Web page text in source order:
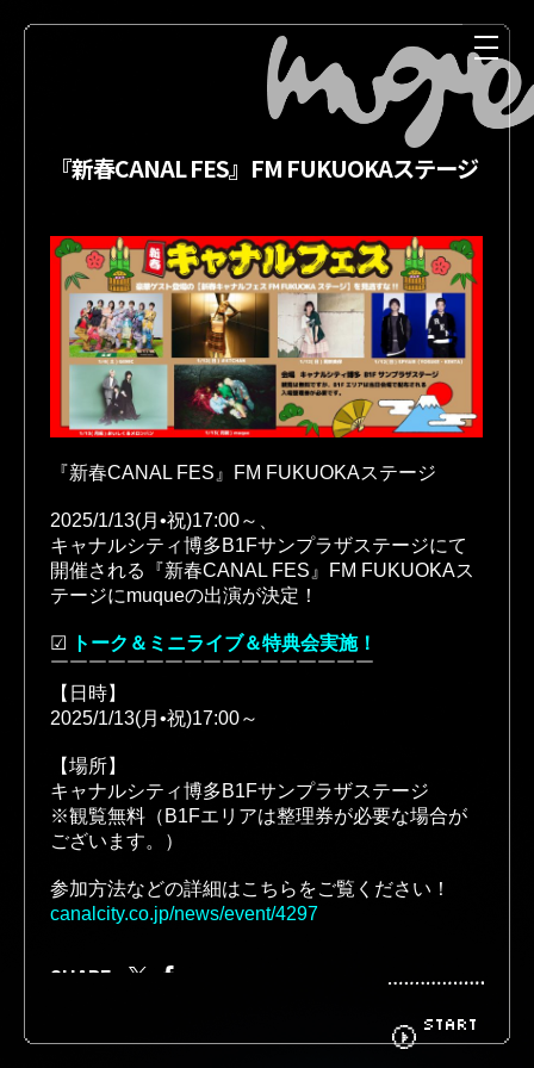
NEWS MEDIA
START
『新春CANAL FES』FM FUKUOKAステージ
『新春CANAL FES』FM FUKUOKAステージ
キャナルシティ博多B1Fサンプラザステージにて
開催される『新春CANAL FES』FM FUKUOKAス
テージにmuqueの出演が決定！
☑︎
トーク＆ミニライブ＆特典会実施！
￣￣￣￣￣￣￣￣￣￣￣￣￣￣￣￣￣
【日時】
2025/1/13(月•祝)17:00～
【場所】
キャナルシティ博多B1Fサンプラザステージ
※観覧無料（B1Fエリアは整理券が必要な場合が
ございます。）
参加方法などの詳細はこちらをご覧ください！
canalcity.co.jp/news/event/4297
SHARE